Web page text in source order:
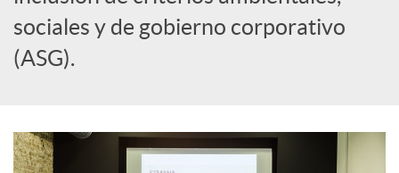
e
sociales y de gobierno corporativo
(ASG).